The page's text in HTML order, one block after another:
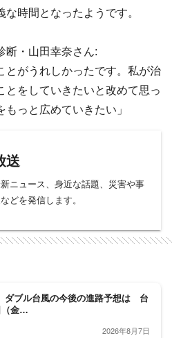
時間となったようです。
断・山田幸奈さん:
とがうれしかったです。私が治
とをしていきたいと改めて思っ
っと広めていきたい」
送
ニュース、身近な話題、災害や事
どを発信します。
ダブル台風の今後の進路予想は 台
（金…
2026年8月7日